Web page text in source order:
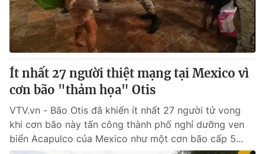
Ít nhất 27 người thiệt mạng tại Mexico vì
cơn bão "thảm họa" Otis
VTV.vn - Bão Otis đã khiến ít nhất 27 người tử vong
khi cơn bão này tấn công thành phố nghỉ dưỡng ven
biển Acapulco của Mexico như một cơn bão cấp 5...